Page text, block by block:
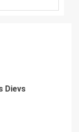
Dievs